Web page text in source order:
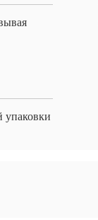
упаковки